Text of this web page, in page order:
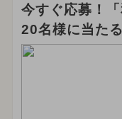
今すぐ応募！
20名様に当たる